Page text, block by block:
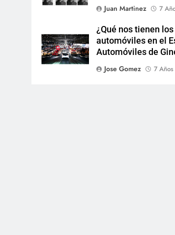
Juan Martinez
7
¿Qué nos tienen
automóviles en el
Automóviles de
Jose Gomez
7